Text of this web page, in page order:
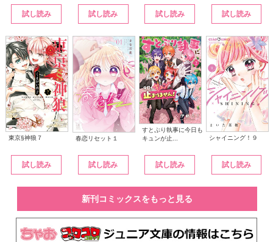
試し読み 試し読み 試し読み 試し読み
東京§神狼７
試し読み
春恋リセット１
試し読み
すとぷり執事に今日も
キュンが止...
試し読み
シャイニング！９
試し読み
新刊コミックスをもっと見る